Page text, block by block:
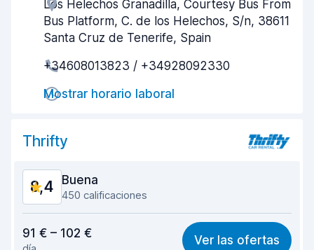
Amabilidad del agente 8,2
Rapidez en la recogida
Rapidez en la entrega
Limpieza del vehículo
Los Helechos Granadilla, Courtesy Bus From
Bus Platform, C. de los Helechos, S/n, 38611
Santa Cruz de Tenerife, Spain
+34608013823 / +34928092330
Mostrar horario laboral
Thrifty
8,4 Buena
450 calificaciones
8,1
91 € – 102 € Ver las ofertas